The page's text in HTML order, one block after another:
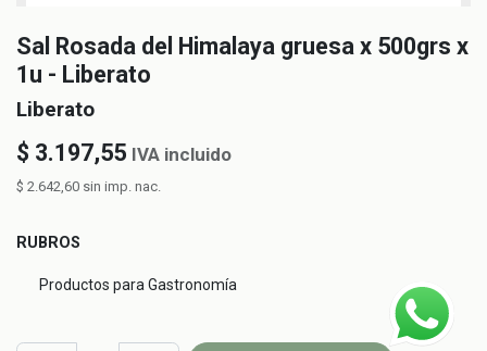
Sal Rosada del Himalaya gruesa x 500grs x
1u - Liberato
Liberato
$ 3.197,55 IVA incluido
$ 2.642,60 sin imp. nac.
RUBROS
Productos para Gastronomía